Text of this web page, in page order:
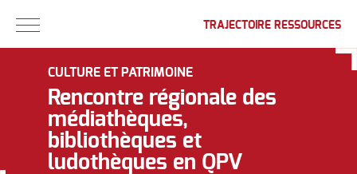
CULTURE ET PATRIMOINE
Rencontre régionale des
médiathèques,
bibliothèques et
ludothèques en QPV
TRAJECTOIRE RESSOURCES